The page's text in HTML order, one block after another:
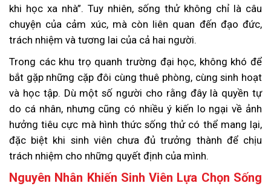
khi học xa nhà”. Tuy nhiên, sống thử không chỉ là câu
chuyện của cảm xúc, mà còn liên quan đến đạo đức,
trách nhiệm và tương lai của cả hai người.
Trong các khu trọ quanh trường đại học, không khó để
bắt gặp những cặp đôi cùng thuê phòng, cùng sinh hoạt
và học tập. Dù một số người cho rằng đây là quyền tự
do cá nhân, nhưng cũng có nhiều ý kiến lo ngại về ảnh
hưởng tiêu cực mà hình thức sống thử có thể mang lại,
đặc biệt khi sinh viên chưa đủ trưởng thành để chịu
trách nhiệm cho những quyết định của mình.
Nguyên Nhân Khiến Sinh Viên Lựa Chọn Sống